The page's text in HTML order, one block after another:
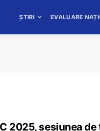
ȘTIRI EVALUARE
2025, sesiunea